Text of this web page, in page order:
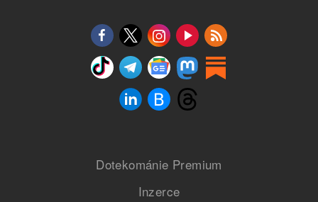
Dotekománie Premium
Inzerce